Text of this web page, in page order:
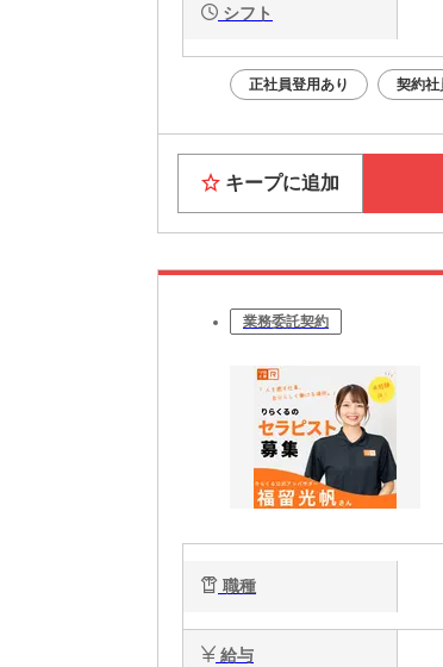
シフト
正社員登用あり 契約社
キープに追加
業務委託契約
職種
給与